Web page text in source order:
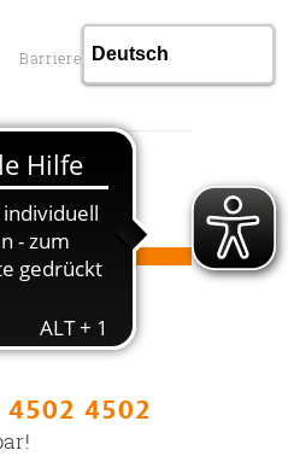
Barrierefreiheit
4502 4502